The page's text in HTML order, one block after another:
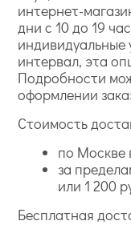
интернет-
дни с 10 до 19
индивидуальные
интервал, эта
Подробности
оформлении
Стоимость
по Москве
за
или 1 200
Бесплатная